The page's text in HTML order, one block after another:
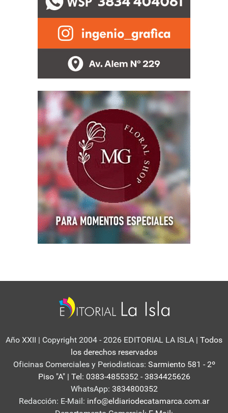
Año XXII | Copyright 2004 - 2026 EDITORIAL LA ISLA | Todos
los derechos reservados
Oficinas Comerciales y Periodisticas: Sarmiento 581 - 2º
Piso "A" | Tel: 0383-4855352 - 3834425626
WhatsApp: 3834800352
Redacción: E-Mail: info@eldiariodecatamarca.com.ar